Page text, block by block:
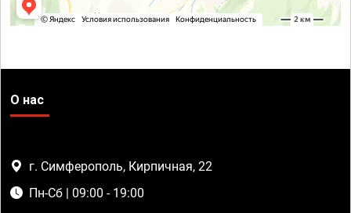
О нас
г. Симферополь, Кирпичная, 22
Пн-Сб | 09:00 - 19:00